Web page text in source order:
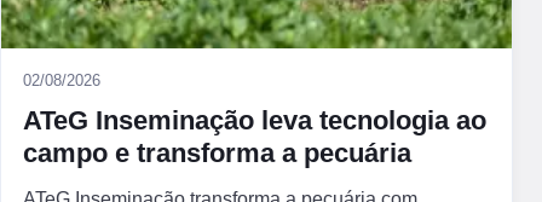
02/08/2026
ATeG Inseminação leva tecnologia ao
campo e transforma a pecuária